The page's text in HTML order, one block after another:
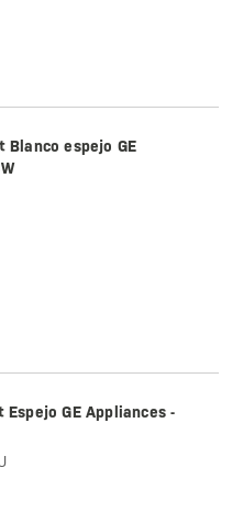
Blanco espejo GE
Espejo GE Appliances -